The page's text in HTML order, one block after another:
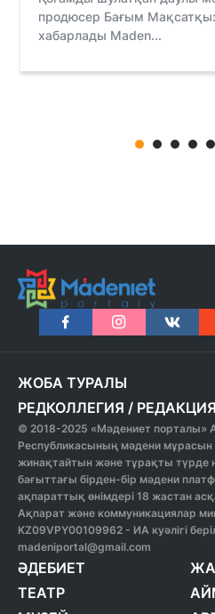
продюсер Бағым
хабарлады Maden...
ЖОБА ТУРАЛЫ
РЕДКОЛЛЕГИЯ / РЕДАКЦИЯ
© 2018-2025 «Мәдениет порталы»
Республикасының мәдени мұрасын
жинақтайтын және тұрақты түрде
бағыттағы бірден-бір мәдени
ақпараттық өнімдері 18 жастан
Ақпарат және коммуникациялар
KZ09VPY00109962 - ИА куәлігі
madeniportal@gmail.com
ӘДЕБИЕТ
ТЕАТР